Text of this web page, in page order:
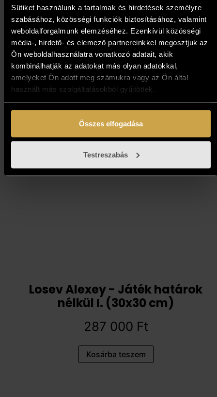
Sütiket használunk a tartalmak és hirdetések személyre
szabásához, közösségi funkciók biztosításához, valamint
weboldalforgalmunk elemzéséhez. Ezenkívül közösségi
média-, hirdető- és elemező partnereinkkel megosztjuk az
Ön weboldalhasználatra vonatkozó adatait, akik
kombinálhatják az adatokat más olyan adatokkal,
amelyeket Ön adott meg számukra vagy az Ön által
használt más szolgáltatásokból gyűjtöttek.
Összes elfogadása
Testreszabás
Nagy Tibor - Elveszett a
télben (40x25 cm)
939 000Ft
Kosárba teszem
Losev Alexey - Játék határok
nélkül I. (30x30 cm)
287 000 Ft
Kosárba teszem